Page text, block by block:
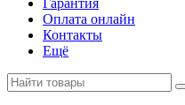
Гарантия
Оплата онлайн
Контакты
Ещё